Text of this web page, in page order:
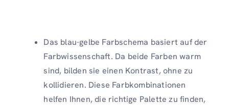
Das blau-gelbe Farbschema basiert auf der
Farbwissenschaft. Da beide Farben warm
sind, bilden sie einen Kontrast, ohne zu
kollidieren. Diese Farbkombinationen
helfen Ihnen, die richtige Palette zu finden,